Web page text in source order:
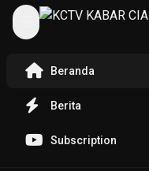
Beranda
Berita
Subscription